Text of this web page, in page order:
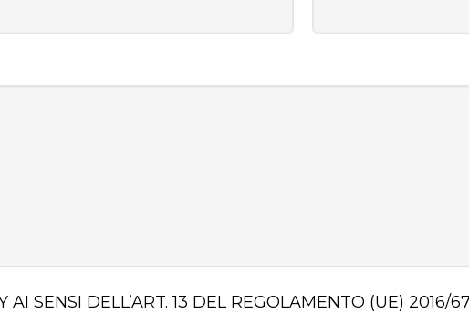
AI SENSI DELL’ART. 13 DEL REGOLAMENTO (UE)